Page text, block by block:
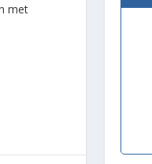
met